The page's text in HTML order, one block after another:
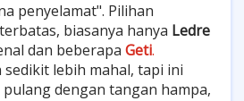
penyelamat". Pilihan
biasanya hanya Ledre
dan beberapa Geti.
lebih mahal, tapi ini
dengan tangan hampa,